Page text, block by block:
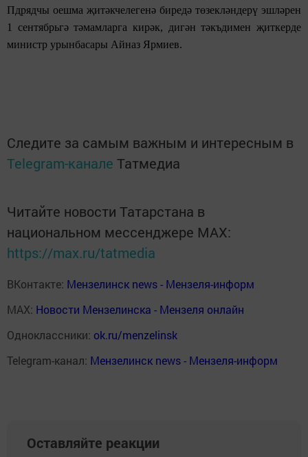
Пдрядчы оешма җитәкчелегенә биредә төзекләндерү эшләрен
1 сентябрьгә тәмамларга кирәк, дигән тәкъдимен җиткерде
министр урынбасары Айназ Ярмиев.
Следите за самым важным и интересным в
Telegram-канале Татмедиа
Читайте новости Татарстана в
национальном мессенджере MАХ:
https://max.ru/tatmedia
ВКонтакте: Мензелинск news - Мензеля-информ
MAX: Новости Мензелинска - Мензеля онлайн
Одноклассники: ok.ru/menzelinsk
Telegram-канал: Мензелинск news - Мензеля-информ
Оставляйте реакции